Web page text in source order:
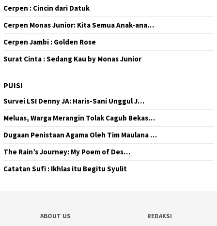
Cerpen : Cincin dari Datuk
Cerpen Monas Junior: Kita Semua Anak-ana…
Cerpen Jambi : Golden Rose
Surat Cinta : Sedang Kau by Monas Junior
PUISI
Survei LSI Denny JA: Haris-Sani Unggul J…
Meluas, Warga Merangin Tolak Cagub Bekas…
Dugaan Penistaan Agama Oleh Tim Maulana …
The Rain’s Journey: My Poem of Des…
Catatan Sufi : Ikhlas itu Begitu Syulit
ABOUT US REDAKSI